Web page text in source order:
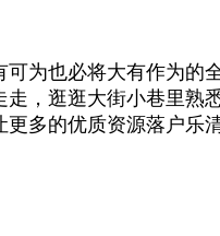
也必将大有作为的
，逛逛大街小巷里熟
多的优质资源落户